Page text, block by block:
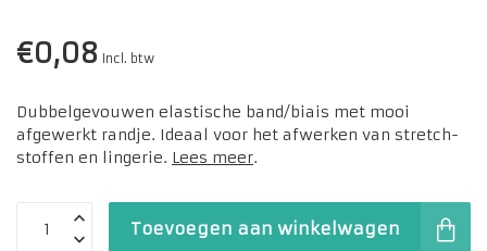
€0,08 Incl. btw
Dubbelgevouwen elastische band/biais met mooi
afgewerkt randje. Ideaal voor het afwerken van stretch-
stoffen en lingerie. Lees meer.
Toevoegen aan winkelwagen